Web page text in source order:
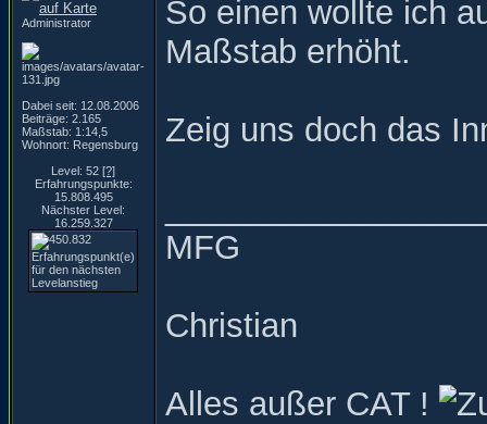
Administrator
Dabei seit: 12.08.2006
Beiträge: 2.165
Maßstab: 1:14,5
Wohnort: Regensburg
Level: 52 [?]
Erfahrungspunkte:
15.808.495
Nächster Level:
16.259.327
So einen wollte ich
Maßstab erhöht.
Zeig uns doch das
MFG
Christian
Alles außer CAT !